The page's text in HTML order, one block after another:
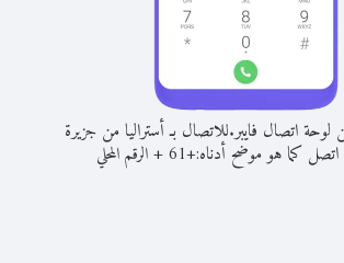
لوحة اتصال فايبر.للاتصال بـ أستراليا من جزيرة
كما هو موضح أدناه:+
61
+الرقم المحلي